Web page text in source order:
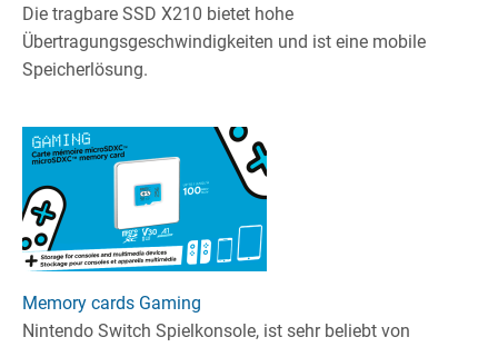
Die tragbare SSD X210 bietet hohe
Übertragungsgeschwindigkeiten und ist eine mobile
Speicherlösung.
Memory cards Gaming
Nintendo Switch Spielkonsole, ist sehr beliebt von